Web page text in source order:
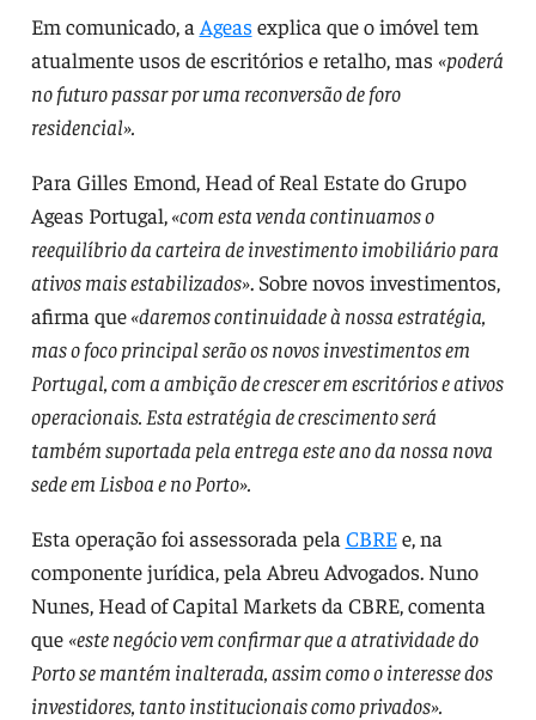
Em comunicado, a Ageas explica que o imóvel tem
atualmente usos de escritórios e retalho, mas «poderá
no futuro passar por uma reconversão de foro
residencial».
Para Gilles Emond, Head of Real Estate do Grupo
Ageas Portugal,«com esta venda continuamos o
reequilíbrio da carteira de investimento imobiliário para
ativos mais estabilizados». Sobre novos investimentos,
afirma que«daremos continuidade à nossa estratégia,
mas o foco principal serão os novos investimentos em
Portugal, com a ambição de crescer em escritórios e ativos
operacionais. Esta estratégia de crescimento será
também suportada pela entrega este ano da nossa nova
sede em Lisboa e no Porto».
Esta operação foi assessorada pela CBREe, na
componente jurídica, pela Abreu Advogados. Nuno
Nunes, Head of Capital Markets da CBRE, comenta
que «este negócio vem confirmar que a atratividade do
Porto se mantém inalterada, assim como o interesse dos
investidores, tanto institucionais como privados».